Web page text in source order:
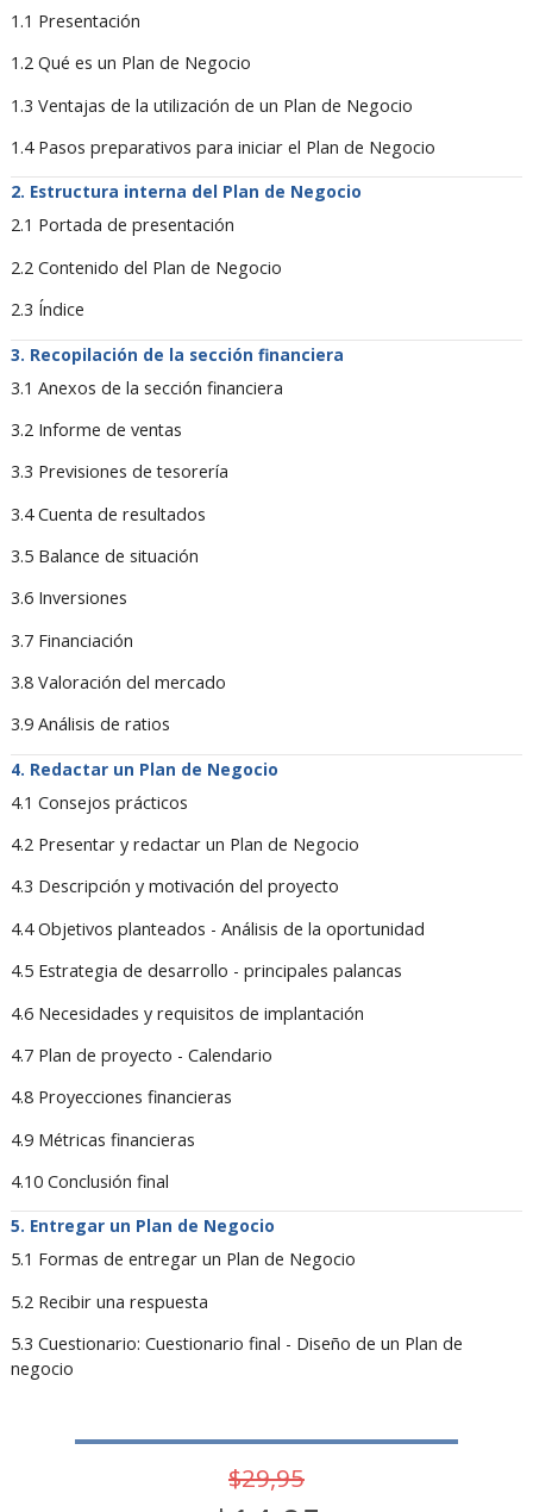
1.1 Presentación
1.2 Qué es un Plan de Negocio
1.3 Ventajas de la utilización de un Plan de Negocio
1.4 Pasos preparativos para iniciar el Plan de Negocio
Estructura interna del Plan de Negocio
2.1 Portada de presentación
2.2 Contenido del Plan de Negocio
2.3 Índice
Recopilación de la sección financiera
3.1 Anexos de la sección financiera
3.2 Informe de ventas
3.3 Previsiones de tesorería
3.4 Cuenta de resultados
3.5 Balance de situación
3.6 Inversiones
3.7 Financiación
3.8 Valoración del mercado
3.9 Análisis de ratios
Redactar un Plan de Negocio
4.1 Consejos prácticos
4.2 Presentar y redactar un Plan de Negocio
4.3 Descripción y motivación del proyecto
4.4 Objetivos planteados - Análisis de la oportunidad
4.5 Estrategia de desarrollo - principales palancas
4.6 Necesidades y requisitos de implantación
4.7 Plan de proyecto - Calendario
4.8 Proyecciones financieras
4.9 Métricas financieras
4.10 Conclusión final
Entregar un Plan de Negocio
5.1 Formas de entregar un Plan de Negocio
5.2 Recibir una respuesta
5.3 Cuestionario: Cuestionario final - Diseño de un Plan de
negocio
$29,95